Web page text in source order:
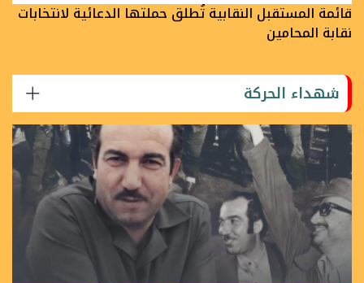
قائمة المستقبل النقابية تُطلق حملتها الدعائية لانتخابات
نقابة المحامين
شهداء الحركة